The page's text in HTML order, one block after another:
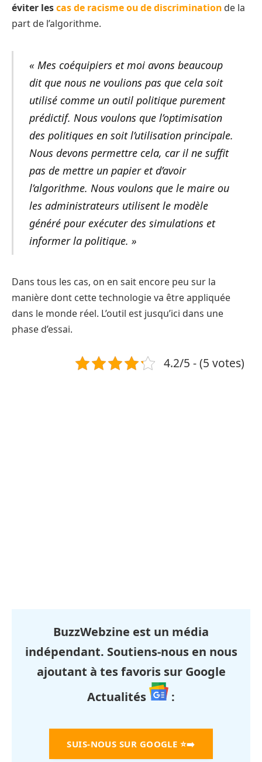
éviter lescas de racisme ou de discrimination de la
part de l’algorithme.
« Mes coéquipiers et moi avons beaucoup
dit que nous ne voulions pas que cela soit
utilisé comme un outil politique purement
prédictif. Nous voulons que l’optimisation
des politiques en soit l’utilisation principale.
Nous devons permettre cela, car il ne suffit
pas de mettre un papier et d’avoir
l’algorithme. Nous voulons que le maire ou
les administrateurs utilisent le modèle
généré pour exécuter des simulations et
informer la politique. »
Dans tous les cas, on en sait encore peu sur la
manière dont cette technologie va être appliquée
dans le monde réel. L’outil est jusqu’ici dans une
phase d’essai.
4.2/5 - (5 votes)
BuzzWebzine est un média
indépendant. Soutiens-nous en nous
ajoutant à tes favoris sur Google
Actualités
:
SUIS-NOUS SUR GOOGLE ⭐➡️